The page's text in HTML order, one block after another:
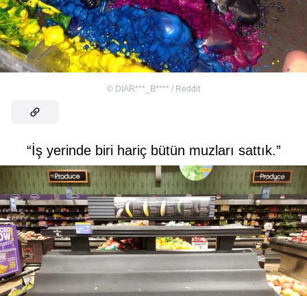
© DIAR***_B**** / Reddit
“İş yerinde biri hariç bütün muzları sattık.”